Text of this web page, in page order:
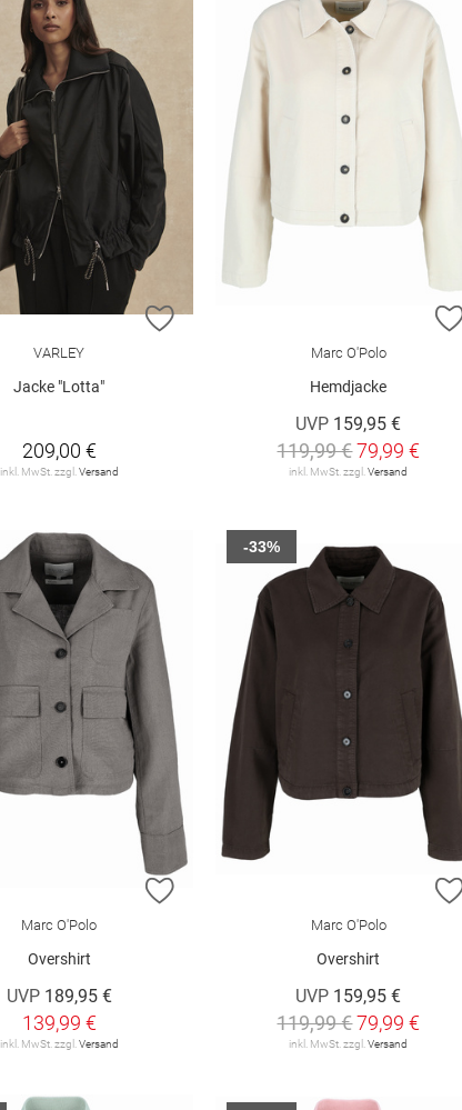
ZUR WUNSCHLISTE HINZUFÜGEN
VARLEY
Jacke "Lotta"
209,00 €
inkl. MwSt. zzgl. Versand
Marc O'Polo
Hemdjacke
UVP 159,95 €
119,99 €79,99 €
inkl. MwSt. zzgl.Versand
ZUR WUNSCHLISTE HINZUFÜGEN
Marc O'Polo
Overshirt
UVP 189,95 €
139,99 €
inkl. MwSt. zzgl. Versand
Marc O'Polo
Overshirt
UVP 159,95 €
119,99 €79,99 €
inkl. MwSt. zzgl.Versand
-33%